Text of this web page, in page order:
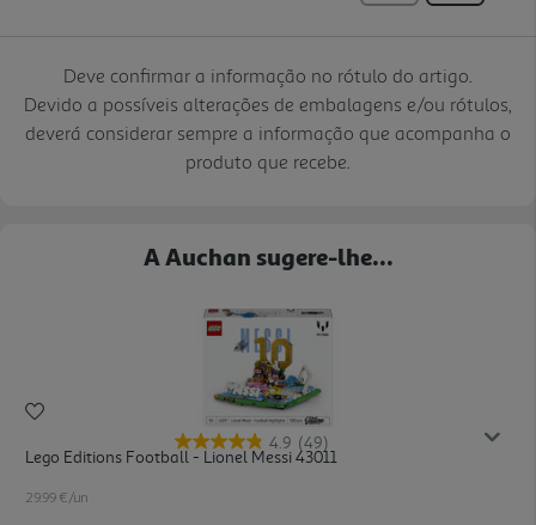
Deve confirmar a informação no rótulo do artigo.
Devido a possíveis alterações de embalagens e/ou rótulos,
deverá considerar sempre a informação que acompanha o
produto que recebe.
A Auchan sugere-lhe...
4.9 (49)
Lego Editions Football - Lionel Messi 43011
29.99 €/un